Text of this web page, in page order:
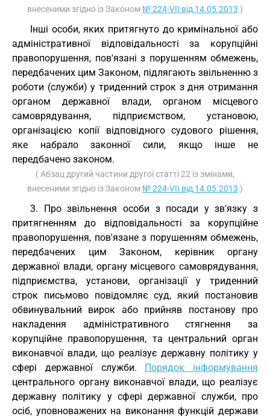
внесеними згідно із Законом № 224-VII від 14.05.2013 )
Інші особи, яких притягнуто до кримінальної або
адміністративної відповідальності за корупційні
правопорушення, пов'язані з порушенням обмежень,
передбачених цим Законом, підлягають звільненню з
роботи (служби) у триденний строк з дня отримання
органом державної влади, органом місцевого
самоврядування, підприємством, установою,
організацією копії відповідного судового рішення,
яке набрало законної сили, якщо інше не
передбачено законом.
( Абзац другий частини другої статті 22 із змінами,
внесеними згідно із Законом № 224-VII від 14.05.2013 )
3. Про звільнення особи з посади у зв'язку з
притягненням до відповідальності за корупційне
правопорушення, пов'язане з порушенням обмежень,
передбачених цим Законом, керівник органу
державної влади, органу місцевого самоврядування,
підприємства, установи, організації у триденний
строк письмово повідомляє суд, який постановив
обвинувальний вирок або прийняв постанову про
накладення адміністративного стягнення за
корупційне правопорушення, та центральний орган
виконавчої влади, що реалізує державну політику у
сфері державної служби. Порядок інформування
центрального органу виконавчої влади, що реалізує
державну політику у сфері державної служби, про
осіб, уповноважених на виконання функцій держави